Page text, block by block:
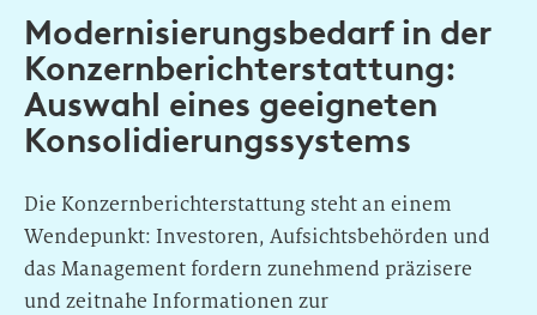
Modernisierungsbedarf in der
Konzernberichterstattung:
Auswahl eines geeigneten
Konsolidierungssystems
Die Konzernberichterstattung steht an einem
Wendepunkt: Investoren, Aufsichtsbehörden und
das Management fordern zunehmend präzisere
und zeitnahe Informationen zur